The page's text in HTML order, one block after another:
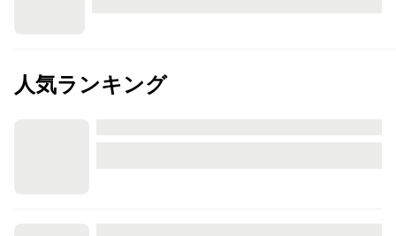
人気ランキング